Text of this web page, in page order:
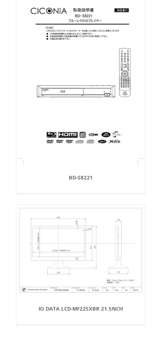
BD-S8221
IO DATA LCD-MF225XBR 21.5NCH